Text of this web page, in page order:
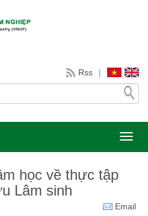
Rss |
học về thực tập
Lâm sinh
Email